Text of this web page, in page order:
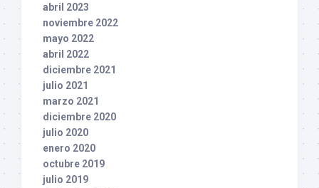
abril 2023
noviembre 2022
mayo 2022
abril 2022
diciembre 2021
julio 2021
marzo 2021
diciembre 2020
julio 2020
enero 2020
octubre 2019
julio 2019